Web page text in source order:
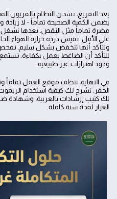
بعد التفريغ، نشحن النظام بالفريون
يضمن الكمية الصحيحة تماماً - لا زيادة
مضرة تماماً مثل النقص. بعدها نشغل
على الأقل. نقيس درجة حرارة الهواء
ونتأكد أنها تنخفض بشكل سليم.
للتأكد أن الضاغط يعمل بكفاءة.
وجود اهتزازات غير طبيعية.
في النهاية، ننظف موقع العمل تماماً
الحفر. نشرح لك كيفية استخدام
لك كتيب إرشادات بالعربية،
الغيار لمدة سنة كاملة.